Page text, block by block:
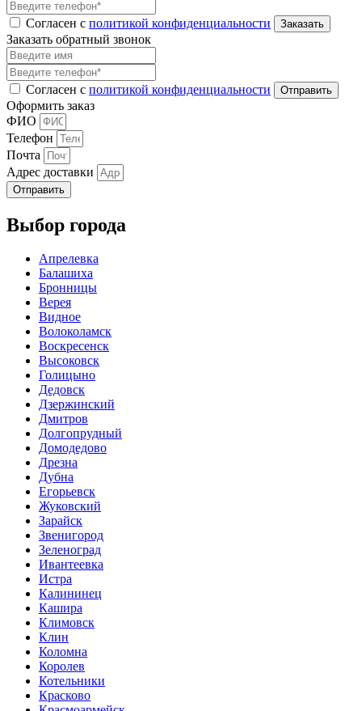
Согласен с политикой конфиденциальности
Заказать обратный звонок
Согласен с политикой конфиденциальности
Оформить заказ
ФИО
Телефон
Почта
Адрес доставки
Отправить
Выбор города
Апрелевка
Балашиха
Бронницы
Верея
Видное
Волоколамск
Воскресенск
Высоковск
Голицыно
Дедовск
Дзержинский
Дмитров
Долгопрудный
Домодедово
Дрезна
Дубна
Егорьевск
Жуковский
Зарайск
Звенигород
Зеленоград
Ивантеевка
Истра
Калининец
Кашира
Климовск
Клин
Коломна
Королев
Котельники
Красково